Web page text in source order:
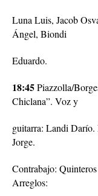
Luna Luis, Jacob
Ángel, Biondi
Eduardo.
18:45Piazzolla/
Chiclana”. Voz y
guitarra: Landi
Jorge.
Contrabajo:
Arreglos: